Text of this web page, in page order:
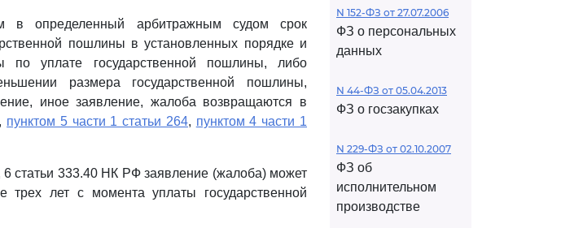
в определенный арбитражным судом срок
пошлины в установленных порядке и
уплате государственной пошлины, либо
размера государственной пошлины,
иное заявление, жалоба возвращаются в
, пунктом 5 части 1 статьи 264, пунктом 4 части 1
6 статьи 333.40 НК РФ заявление (жалоба) может
лет с момента уплаты государственной
N 152-ФЗ от 27.07.2006
ФЗ о персональных
данных
N 44-ФЗ от 05.04.2013
ФЗ о госзакупках
N 229-ФЗ от 02.10.2007
ФЗ об
исполнительном
производстве